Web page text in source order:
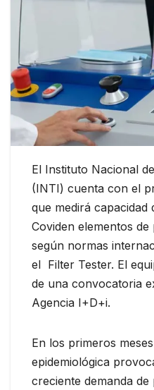
El Instituto Nacional
(INTI) cuenta con el
que medirá capacidad
Coviden elementos
según normas
el Filter Tester. El
de una convocatoria
Agencia I+D+i.
En los primeros
epidemiológica
creciente demanda